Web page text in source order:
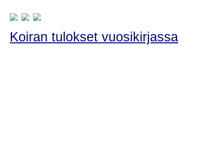
Koiran tulokset vuosikirjassa